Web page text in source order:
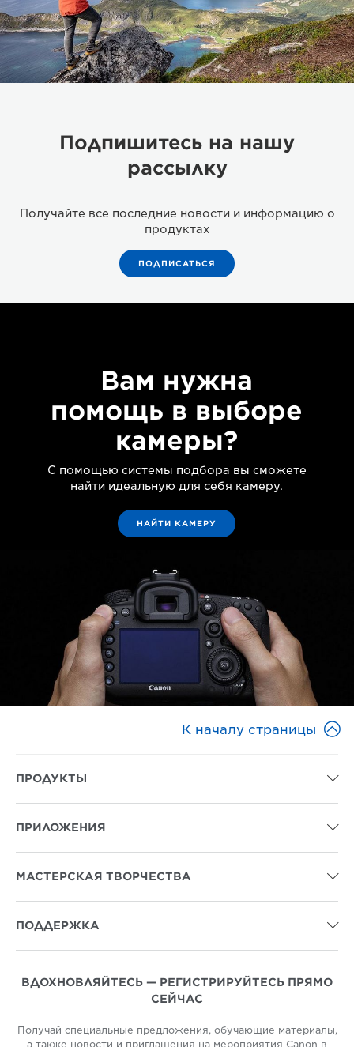
Подпишитесь на нашу
рассылку
Получайте все последние новости и информацию о
продуктах
ПОДПИСАТЬСЯ
Вам нужна
помощь в выборе
камеры?
С помощью системы подбора вы сможете
найти идеальную для себя камеру.
НАЙТИ КАМЕРУ
К началу страницы 
ПРОДУКТЫ 
ПРИЛОЖЕНИЯ 
МАСТЕРСКАЯ ТВОРЧЕСТВА 
ПОДДЕРЖКА 
ВДОХНОВЛЯЙТЕСЬ — РЕГИСТРИРУЙТЕСЬ ПРЯМО
СЕЙЧАС
Получай специальные предложения, обучающие материалы,
а также новости и приглашения на мероприятия Canon в